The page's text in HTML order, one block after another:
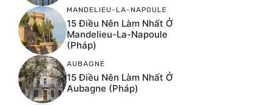
MANDELIEU-LA-NAPOULE
15 Điều Nên Làm Nhất Ở
Mandelieu-La-Napoule
(Pháp)
AUBAGNE
15 Điều Nên Làm Nhất Ở
Aubagne (Pháp)